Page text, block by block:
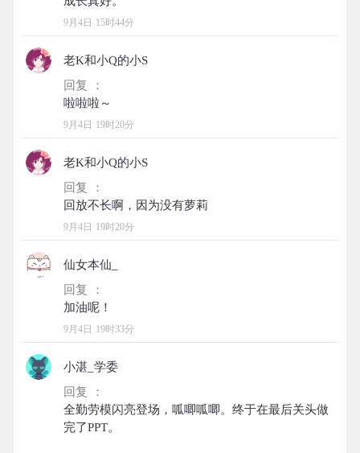
9月4日 15时44分
老K和小Q的小S
回复 ：
9月4日 19时20分
老K和小Q的小S
回复 ：
9月4日 19时20分
仙女本仙_
回复 ：
9月4日 19时33分
小湛_学委
回复 ：
全勤劳模闪亮登场，呱唧呱唧。终于在最后关头做
完了PPT。